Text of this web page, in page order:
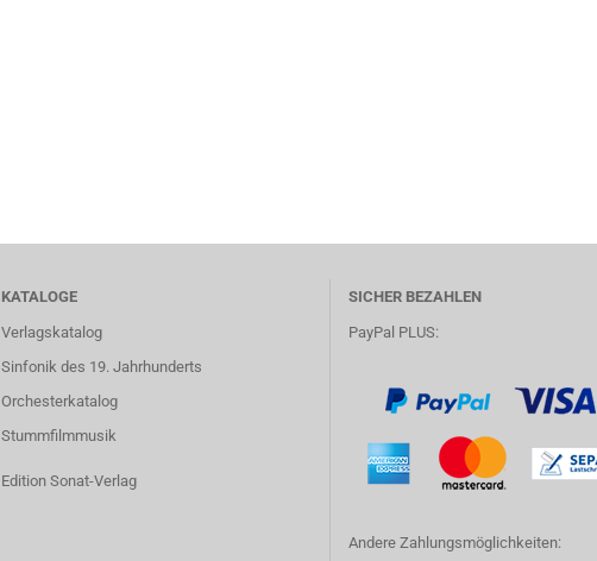
KATALOGE
Verlagskatalog
Sinfonik des 19. Jahrhunderts
Orchesterkatalog
Stummfilmmusik
Edition Sonat-Verlag
SICHER BEZAHLEN
PayPal PLUS:
Andere Zahlungsmöglichkeiten: